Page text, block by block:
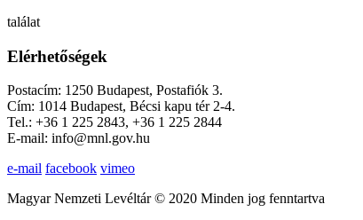
találat
Elérhetőségek
Postacím: 1250 Budapest, Postafiók 3.
Cím: 1014 Budapest, Bécsi kapu tér 2-4.
Tel.: +36 1 225 2843, +36 1 225 2844
E-mail: info@mnl.gov.hu
e-mail facebook vimeo
Magyar Nemzeti Levéltár © 2020 Minden jog fenntartva